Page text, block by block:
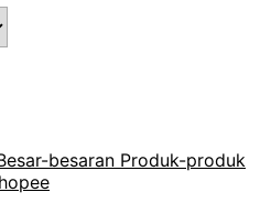
besaran Produk-produk